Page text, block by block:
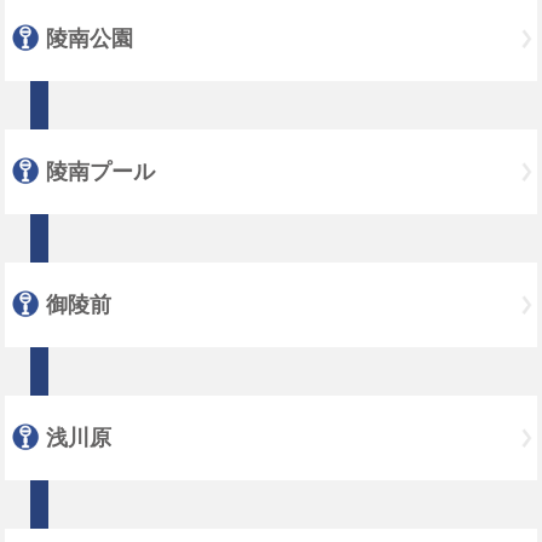
陵南公園
陵南プール
御陵前
浅川原